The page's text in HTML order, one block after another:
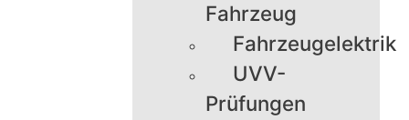
Fahrzeug
Fahrzeugelektrik
UVV-
Prüfungen